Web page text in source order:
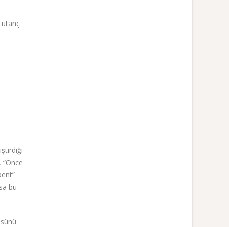
utanç
bu